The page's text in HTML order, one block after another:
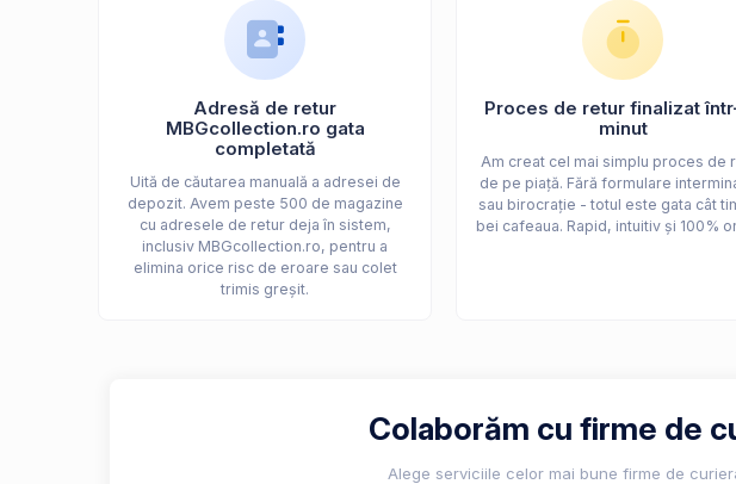
Adresă de retur
MBGcollection.ro gata
completată
Uită de căutarea manuală a adresei de
depozit. Avem peste 500 de magazine
cu adresele de retur deja în sistem,
inclusiv MBGcollection.ro, pentru a
elimina orice risc de eroare sau colet
trimis greșit.
Proces de retur finalizat
minut
Am creat cel mai simplu proces de
de pe piață. Fără formulare
sau birocrație - totul este gata cât
bei cafeaua. Rapid, intuitiv și 100%
Colaborăm cu firme de
Alege serviciile celor mai bune firme de